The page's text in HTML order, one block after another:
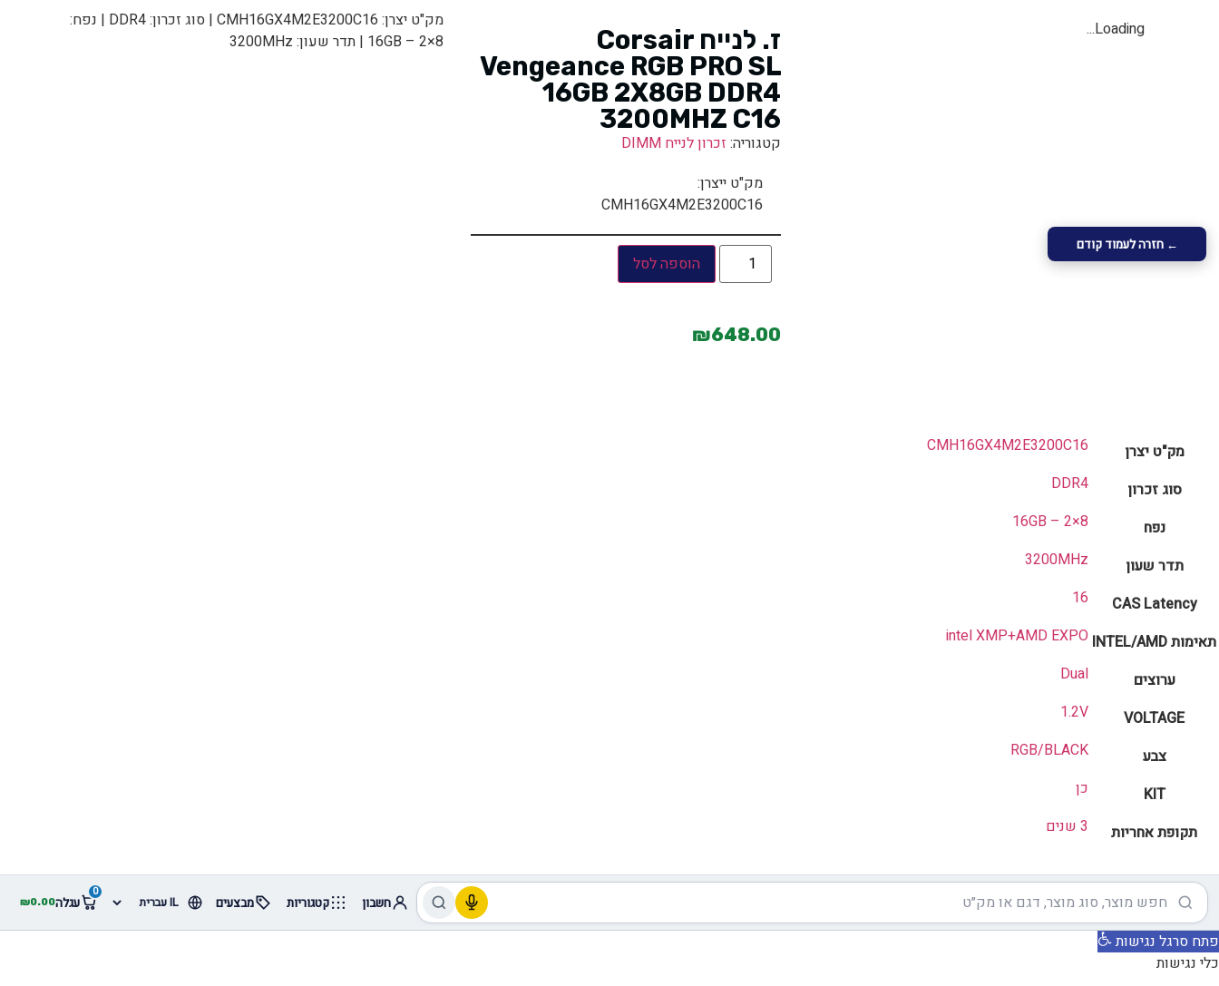
Loading...
ז. לנייח Corsair
Vengeance RGB PRO SL
16GB 2X8GB DDR4
3200MHZ C16
קטגוריה: זכרון לנייח DIMM
מק"ט ייצרן:
CMH16GX4M2E3200C16
הוספה לסל
₪648.00
מק"ט יצרן: CMH16GX4M2E3200C16 | סוג זכרון: DDR4 | נפח:
16GB – 2×8 | תדר שעון: 3200MHz
מק"ט יצרן CMH16GX4M2E3200C16
סוג זכרון DDR4
נפח 16GB – 2×8
תדר שעון 3200MHz
CAS Latency
16
תאימות INTEL/AMD intel XMP+AMD EXPO
ערוצים Dual
VOLTAGE
1.2V
צבע RGB/BLACK
KIT כן
תקופת אחריות 3 שנים
חשבון קטגוריות מבצעים
0
עגלה ₪0.00
← חזרה לעמוד קודם
פתח סרגל נגישות
כלי נגישות